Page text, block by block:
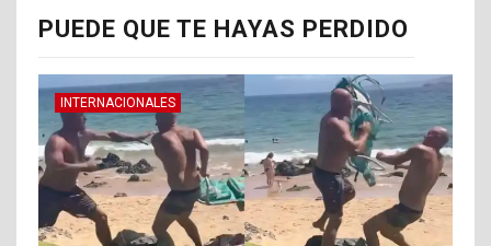
PUEDE QUE TE HAYAS PERDIDO
INTERNACIONALES